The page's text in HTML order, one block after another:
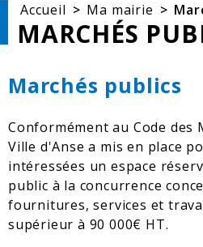
Accueil Ma mairie
MARCHÉS
Marchés publics
Conformément au Code des
Ville d'Anse a mis en place
intéressées un espace
public à la concurrence
fournitures, services et
supérieur à 90 000€ HT.